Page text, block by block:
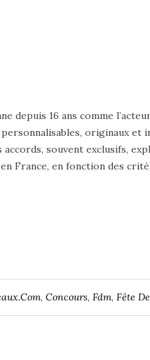
depuis 16 ans comme
originaux
accords, souvent exclusifs,
en France, en fonction des
, Concours, Fdm, Fête